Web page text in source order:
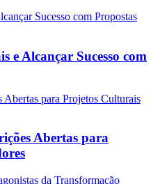
e Alcançar Sucesso com
Abertas para